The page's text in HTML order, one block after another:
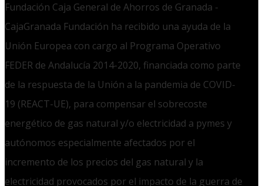
Fundación Caja General de Ahorros de Granada -
CajaGranada Fundación ha recibido una ayuda de la
Unión Europea con cargo al Programa Operativo
FEDER de Andalucía 2014-2020, financiada como parte
de la respuesta de la Unión a la pandemia de COVID-
19 (REACT-UE), para compensar el sobrecoste
energético de gas natural y/o electricidad a pymes y
autónomos especialmente afectados por el
incremento de los precios del gas natural y la
electricidad provocados por el impacto de la guerra de